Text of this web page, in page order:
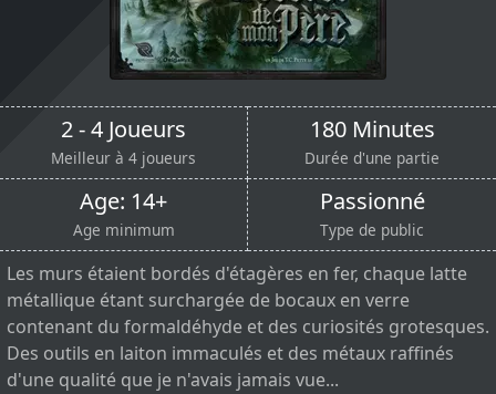
2 - 4 Joueurs
Meilleur à 4 joueurs
180 Minutes
Durée d'une partie
Age: 14+
Age minimum
Passionné
Type de public
Les murs étaient bordés d'étagères en fer, chaque latte
métallique étant surchargée de bocaux en verre
contenant du formaldéhyde et des curiosités grotesques.
Des outils en laiton immaculés et des métaux raffinés
d'une qualité que je n'avais jamais vue...